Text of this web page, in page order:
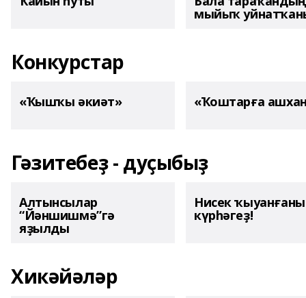
мыйыҡ
Конкурстар
«Ҡышҡы әкиәт» «Ҡоштарға
Гәзитебеҙ - дуҫыбыҙ
Алтынсылар
“Йәншишмә”гә
яҙылды
Нисек
күрһәгеҙ!
Хикәйәләр